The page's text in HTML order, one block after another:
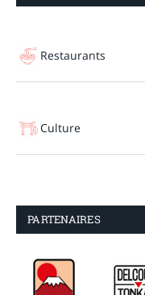
Restaurants
Culture
PARTENAIRES